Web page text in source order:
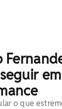
o que